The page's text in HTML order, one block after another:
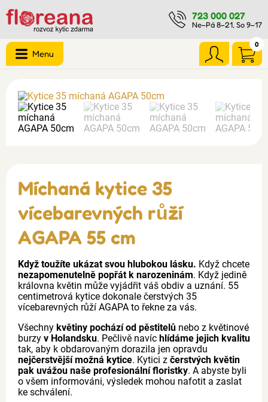
723 000 027
Ne–Pá 8–21, So 9–17
0
Menu
Míchaná kytice 35
vícebarevných růží
AGAPA 55 cm
Když toužíte ukázat svou hlubokou lásku. Když chcete
nezapomenutelně popřát k narozeninám. Když jedině
královna květin může vyjádřit váš obdiv a uznání. 55
centimetrová kytice dokonale čerstvých 35
vícebarevných růží AGAPA to řekne za vás.
Všechny květiny pochází od pěstitelů nebo z květinové
burzy v Holandsku. Pečlivě navíc hlídáme jejich kvalitu
tak, aby k obdarovaným dorazila jen opravdu
nejčerstvější možná kytice. Kytici z čerstvých květin
pak uvážou naše profesionální floristky. A abyste byli
o všem informováni, výsledek mohou nafotit a zaslat
ke schválení.